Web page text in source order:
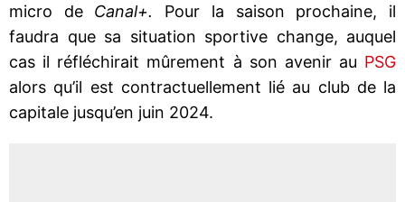
micro de Canal+.
Pour la saison prochaine, il
faudra que sa situation sportive change, auquel
cas il réfléchirait mûrement à son avenir au PSG
alors qu’il est contractuellement lié au club de la
capitale jusqu’en juin 2024.